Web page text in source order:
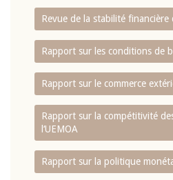
Revue de la stabilité financière
Rapport sur les conditions de
Rapport sur le commerce
Rapport sur la compétitivité
l‘UEMOA
Rapport sur la politique